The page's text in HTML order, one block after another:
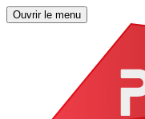
Ouvrir le menu